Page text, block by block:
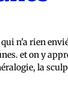
n'a rien
et on y
la